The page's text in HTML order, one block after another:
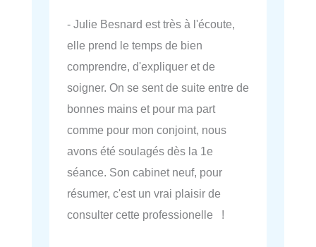
- Julie Besnard est très à l'écoute,
elle prend le temps de bien
comprendre, d'expliquer et de
soigner. On se sent de suite entre de
bonnes mains et pour ma part
comme pour mon conjoint, nous
avons été soulagés dès la 1e
séance. Son cabinet neuf, pour
résumer, c'est un vrai plaisir de
consulter cette professionelle !